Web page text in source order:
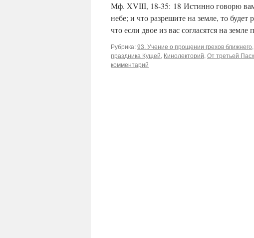
Мф. XVIII, 18-35: 18 Истинно говорю вам:
небе; и что разрешите на земле, то
что если двое из вас согласятся на
Рубрика:93. Учение о прощении грехов
праздника Кущей, Кинолекторий, От третьей
комментарий